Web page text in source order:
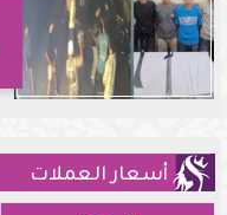
أسعار العملات